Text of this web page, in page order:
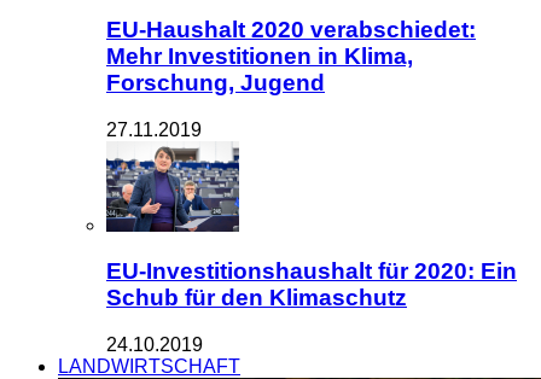
EU-Haushalt 2020 verabschiedet:
Mehr Investitionen in Klima,
Forschung, Jugend
27.11.2019
EU-Investitionshaushalt für 2020: Ein
Schub für den Klimaschutz
24.10.2019
LANDWIRTSCHAFT